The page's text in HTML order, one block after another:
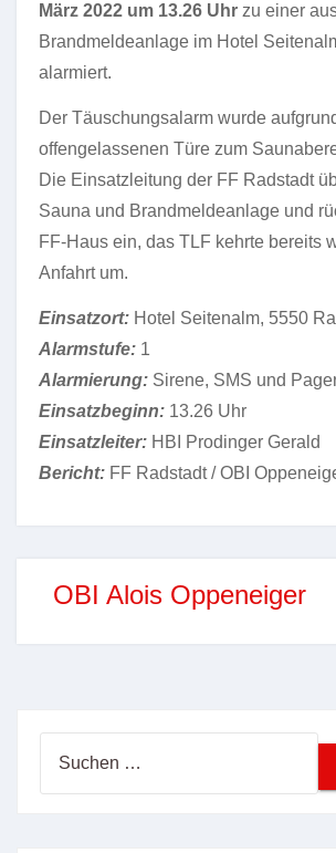
März 2022 um 13.26 Uhr zu einer
Brandmeldeanlage im Hotel
alarmiert.
Der Täuschungsalarm wurde
offengelassenen Türe zum
Die Einsatzleitung der FF Radstadt
Sauna und Brandmeldeanlage und
FF-Haus ein, das TLF kehrte bereits
Anfahrt um.
Einsatzort: Hotel Seitenalm, 5550
Alarmstufe: 1
Alarmierung: Sirene, SMS und
Einsatzbeginn: 13.26 Uhr
Einsatzleiter: HBI Prodinger Gerald
Bericht: FF Radstadt / OBI
OBI Alois Oppeneiger